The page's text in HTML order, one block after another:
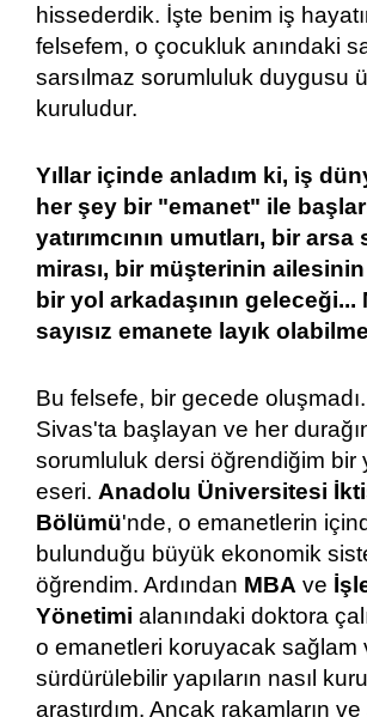
hissederdik. İşte benim iş
felsefem, o çocukluk anındaki
sarsılmaz sorumluluk duygusu
kuruludur.
Yıllar içinde anladım ki, iş
her şey bir "emanet" ile
yatırımcının umutları, bir
mirası, bir müşterinin
bir yol arkadaşının geleceği...
sayısız emanete layık
Bu felsefe, bir gecede
Sivas'ta başlayan ve her
sorumluluk dersi öğrendiğim bir
eseri. Anadolu Üniversitesi
Bölümü'nde, o emanetlerin
bulunduğu büyük ekonomik
öğrendim. Ardından MBA ve
Yönetimi alanındaki doktora
o emanetleri koruyacak sağlam
sürdürülebilir yapıların nasıl
araştırdım. Ancak rakamların